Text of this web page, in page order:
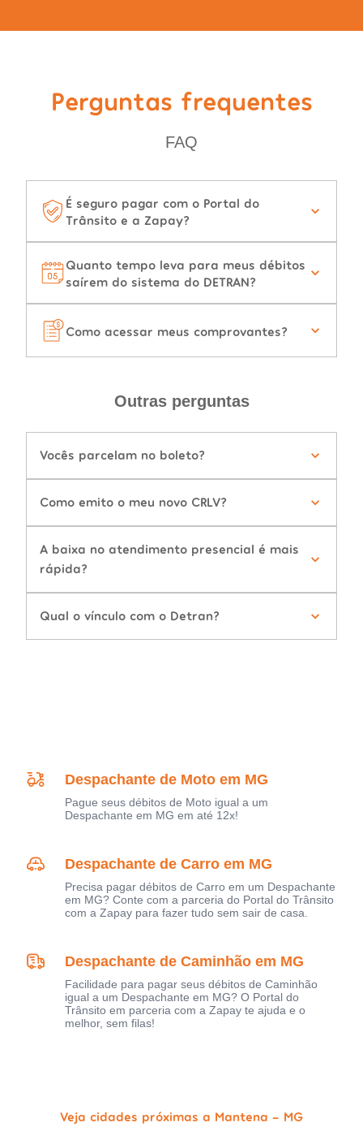
Perguntas frequentes
FAQ
É seguro pagar com o Portal do
Trânsito e a Zapay?
Quanto tempo leva para meus débitos
saírem do sistema do DETRAN?
Como acessar meus comprovantes?
Outras perguntas
Vocês parcelam no boleto?
Como emito o meu novo CRLV?
A baixa no atendimento presencial é mais
rápida?
Qual o vínculo com o Detran?
Despachante de Moto em MG
Pague seus débitos de Moto igual a um
Despachante em MG em até 12x!
Despachante de Carro em MG
Precisa pagar débitos de Carro em um Despachante
em MG? Conte com a parceria do Portal do Trânsito
com a Zapay para fazer tudo sem sair de casa.
Despachante de Caminhão em MG
Facilidade para pagar seus débitos de Caminhão
igual a um Despachante em MG? O Portal do
Trânsito em parceria com a Zapay te ajuda e o
melhor, sem filas!
Veja cidades próximas a Mantena - MG